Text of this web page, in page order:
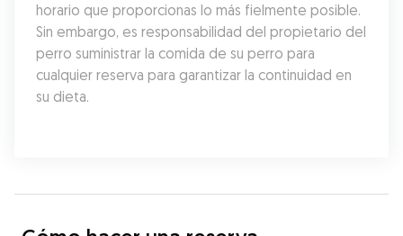
horario que proporcionas lo más fielmente posible.
Sin embargo, es responsabilidad del propietario del
perro suministrar la comida de su perro para
cualquier reserva para garantizar la continuidad en
su dieta.